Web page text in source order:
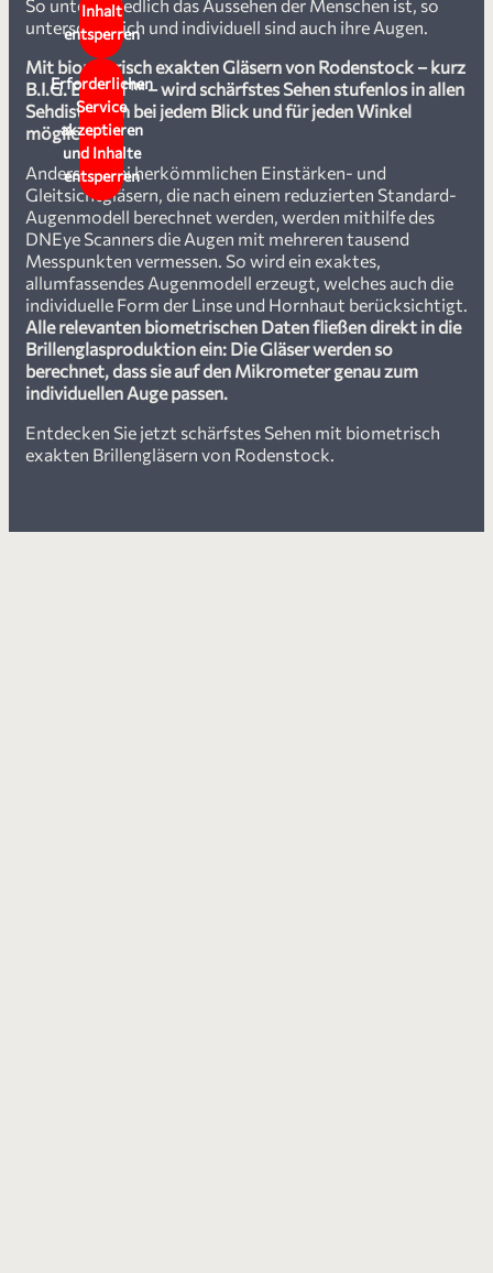
Inhalt
entsperren
Erforderlichen
Service
akzeptieren
und Inhalte
entsperren
So unterschiedlich das Aussehen der Menschen ist, so
unterschiedlich und individuell sind auch ihre Augen.
Mit biometrisch exakten Gläsern von Rodenstock – kurz
B.I.G. EXACT™ – wird schärfstes Sehen stufenlos in allen
Sehdistanzen bei jedem Blick und für jeden Winkel
möglich.
Anders als bei herkömmlichen Einstärken- und
Gleitsichtgläsern, die nach einem reduzierten Standard-
Augenmodell berechnet werden, werden mithilfe des
DNEye Scanners die Augen mit mehreren tausend
Messpunkten vermessen. So wird ein exaktes,
allumfassendes Augenmodell erzeugt, welches auch die
individuelle Form der Linse und Hornhaut berücksichtigt.
Alle relevanten biometrischen Daten fließen direkt in die
Brillenglasproduktion ein: Die Gläser werden so
berechnet, dass sie auf den Mikrometer genau zum
individuellen Auge passen.
Entdecken Sie jetzt schärfstes Sehen mit biometrisch
exakten Brillengläsern von Rodenstock.